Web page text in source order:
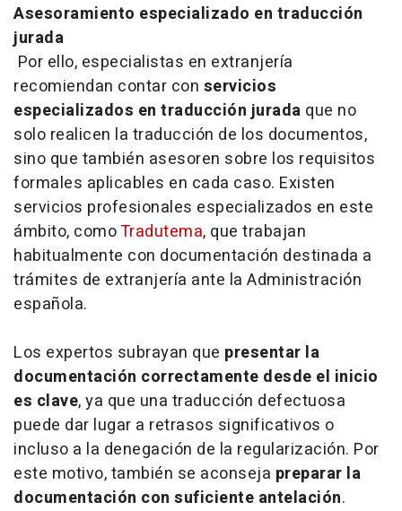
Asesoramiento especializado en traducción
jurada
Por ello, especialistas en extranjería
recomiendan contar con servicios
especializados en traducción jurada que no
solo realicen la traducción de los documentos,
sino que también asesoren sobre los requisitos
formales aplicables en cada caso. Existen
servicios profesionales especializados en este
ámbito, comoTradutema, que trabajan
habitualmente con documentación destinada a
trámites de extranjería ante la Administración
española.
Los expertos subrayan que presentar la
documentación correctamente desde el inicio
es clave, ya que una traducción defectuosa
puede dar lugar a retrasos significativos o
incluso a la denegación de la regularización. Por
este motivo, también se aconseja preparar la
documentación con suficiente antelación.